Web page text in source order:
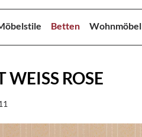
Betten Wohnmöbel
WEISS ROSE